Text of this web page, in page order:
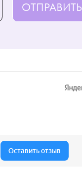
ОТПРАВИТЬ